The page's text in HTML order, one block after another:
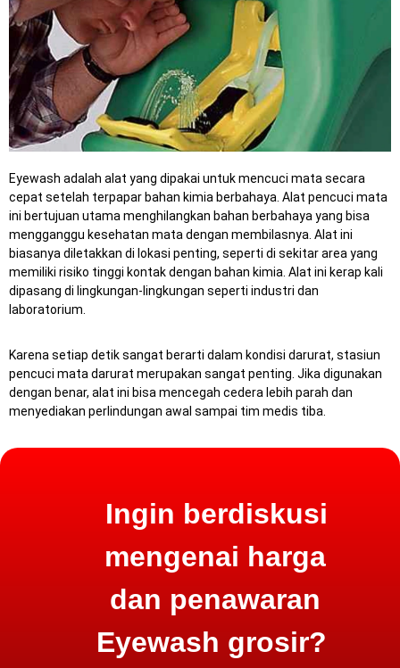
Eyewash adalah alat yang dipakai untuk mencuci mata secara
cepat setelah terpapar bahan kimia berbahaya. Alat pencuci mata
ini bertujuan utama menghilangkan bahan berbahaya yang bisa
mengganggu kesehatan mata dengan membilasnya. Alat ini
biasanya diletakkan di lokasi penting, seperti di sekitar area yang
memiliki risiko tinggi kontak dengan bahan kimia. Alat ini kerap kali
dipasang di lingkungan-lingkungan seperti industri dan
laboratorium.
Karena setiap detik sangat berarti dalam kondisi darurat, stasiun
pencuci mata darurat merupakan sangat penting. Jika digunakan
dengan benar, alat ini bisa mencegah cedera lebih parah dan
menyediakan perlindungan awal sampai tim medis tiba.
Ingin berdiskusi
mengenai harga
dan penawaran
Eyewash grosir?